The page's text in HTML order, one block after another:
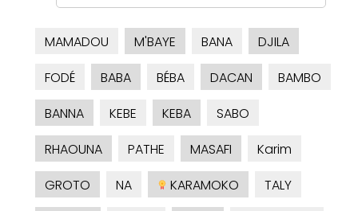
MAMADOU M'BAYE BANA
DJILA
FODÉ
BABA BÉBA DACAN
BAMBO
BANNA
KEBE KEBA
SABO
RHAOUNA
PATHE MASAFI
Karim
GROTO
NA KARAMOKO
TALY